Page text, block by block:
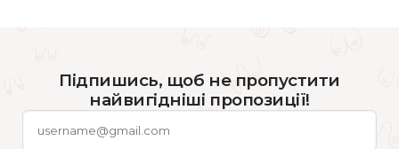
Підпишись, щоб не пропустити
найвигідніші пропозиції!